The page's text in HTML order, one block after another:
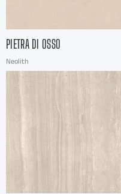
PIETRA DI OSSO
Neolith